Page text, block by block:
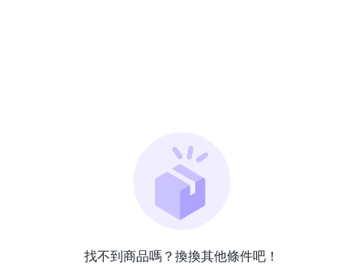
找不到商品嗎？換換其他條件吧！